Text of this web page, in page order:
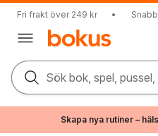
Fri frakt över 249 kr •
Sök bok, spel, pussel,
Skapa nya rutiner –